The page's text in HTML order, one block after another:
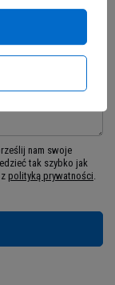
musisz
Wciąż
faktycznie
a nie jak
nam swoje
tak szybko jak
polityką prywatności